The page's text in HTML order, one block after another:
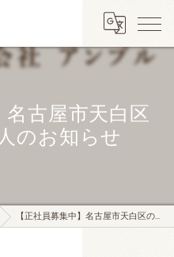
名古屋市天白区
のお知らせ
【正社員募集中】名古屋市天白区の介護職の求人のお知らせ